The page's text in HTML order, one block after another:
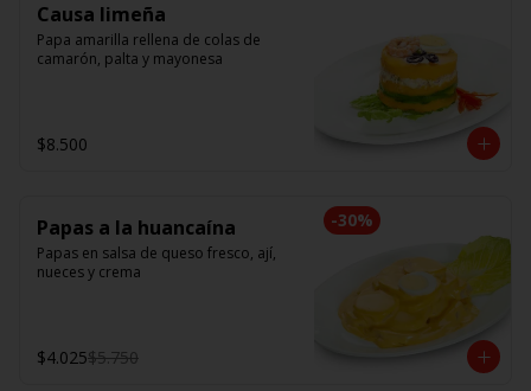
Causa limeña
Papa amarilla rellena de colas de
camarón, palta y mayonesa
$8.500
-30%
Papas a la huancaína
Papas en salsa de queso fresco, ají,
nueces y crema
$4.025$5.750